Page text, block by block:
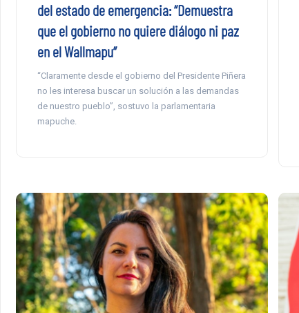
del estado de emergencia: “Demuestra
que el gobierno no quiere diálogo ni paz
en el Wallmapu”
“Claramente desde el gobierno del Presidente Piñera
no les interesa buscar un solución a las demandas
de nuestro pueblo”, sostuvo la parlamentaria
mapuche.